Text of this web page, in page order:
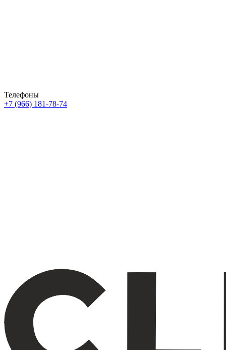
Телефоны
+7 (966) 181-78-74